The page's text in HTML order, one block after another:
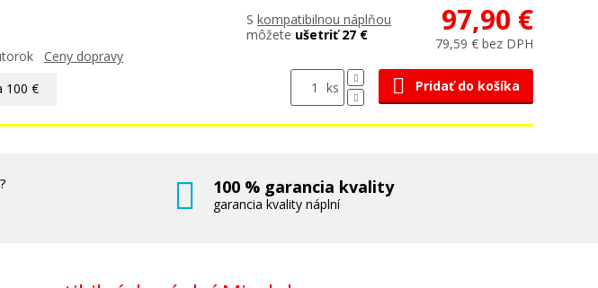
Ceny dopravy
100 €
S kompatibilnou náplňou
môžete ušetriť 27 € 97,90 €
79,59 € bez DPH
ks Pridať do košíka
? 100 % garancia kvality
garancia kvality náplní